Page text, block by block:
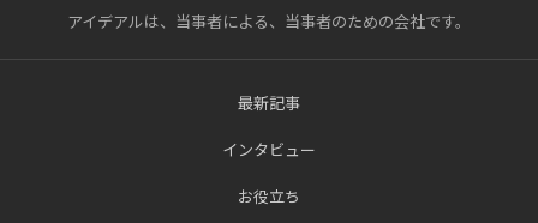
アイデアルは、当事者による、当事者のための会社です。
最新記事
インタビュー
お役立ち